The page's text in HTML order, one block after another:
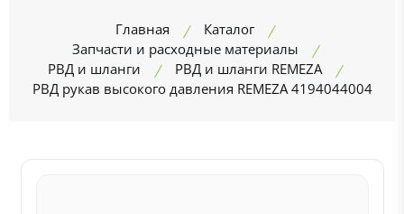
Главная
Каталог
Запчасти и расходные материалы
РВД и шланги
РВД и шланги REMEZA
РВД рукав высокого давления REMEZA 4194044004